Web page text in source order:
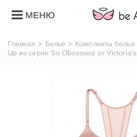
МЕНЮ
Главная > Бельё > Комплекты белья
Up из серии So Obsessed от